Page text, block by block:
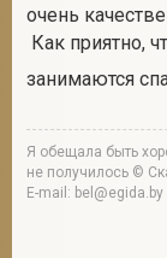
очень
Как приятно,
занимаются
Я обещала быть
не получилось ©
E-mail: bel@egida.by